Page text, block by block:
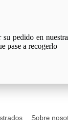
pedido en
pase a recogerlo
Sobre